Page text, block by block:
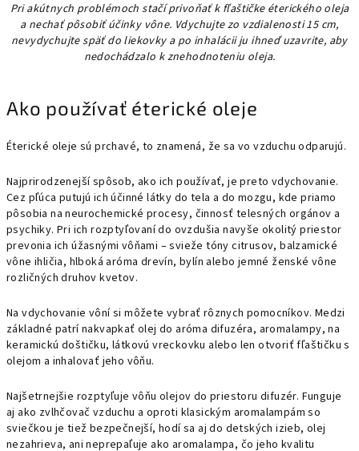
Pri akútnych problémoch stačí privoňať k fľaštičke éterického oleja
a nechať pôsobiť účinky vône. Vdychujte zo vzdialenosti 15 cm,
nevydychujte späť do liekovky a po inhalácii ju ihneď uzavrite, aby
nedochádzalo k znehodnoteniu oleja.
Ako používať éterické oleje
Éterické oleje sú prchavé, to znamená, že sa vo vzduchu odparujú.
Najprirodzenejší spôsob, ako ich používať, je preto vdychovanie.
Cez pľúca putujú ich účinné látky do tela a do mozgu, kde priamo
pôsobia na neurochemické procesy, činnosť telesných orgánov a
psychiky. Pri ich rozptyľovaní do ovzdušia navyše okolitý priestor
prevonia ich úžasnými vôňami – svieže tóny citrusov, balzamické
vône ihličia, hlboká aróma drevín, bylín alebo jemné ženské vône
rozličných druhov kvetov.
Na vdychovanie vôní si môžete vybrať rôznych pomocníkov. Medzi
základné patrí nakvapkať olej do aróma difuzéra, aromalampy, na
keramickú doštičku, látkovú vreckovku alebo len otvoriť fľaštičku s
olejom a inhalovať jeho vôňu.
Najšetrnejšie rozptyľuje vôňu olejov do priestoru difuzér. Funguje
aj ako zvlhčovač vzduchu a oproti klasickým aromalampám so
sviečkou je tiež bezpečnejší, hodí sa aj do detských izieb, olej
nezahrieva, ani neprepaľuje ako aromalampa, čo jeho kvalitu